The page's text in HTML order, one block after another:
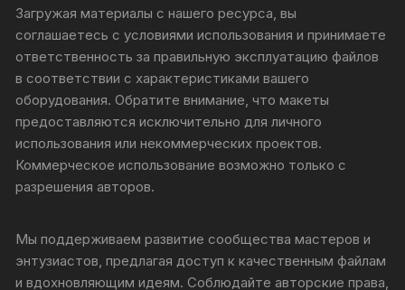
Загружая материалы с нашего ресурса, вы
соглашаетесь с условиями использования и принимаете
ответственность за правильную эксплуатацию файлов
в соответствии с характеристиками вашего
оборудования. Обратите внимание, что макеты
предоставляются исключительно для личного
использования или некоммерческих проектов.
Коммерческое использование возможно только с
разрешения авторов.
Мы поддерживаем развитие сообщества мастеров и
энтузиастов, предлагая доступ к качественным файлам
и вдохновляющим идеям. Соблюдайте авторские права,